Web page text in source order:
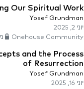
Our Spiritual Work
Yosef Grundman
יוני 2, 2025
Onehouse Community מנוי
and the Process
of Resurrection
Yosef Grundman
יוני 16, 2025